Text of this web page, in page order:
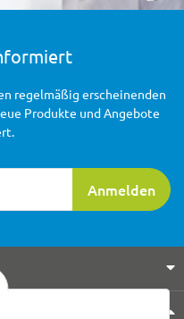
Anmelden
regelmäßig erscheinenden
Produkte und Angebote